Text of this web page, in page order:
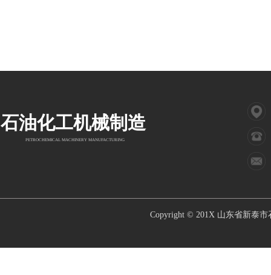
Copyright © 201X 山东省新泰市
石油化工机械制造
PETROCHEMICAL MACHINERY MANUFACTURING